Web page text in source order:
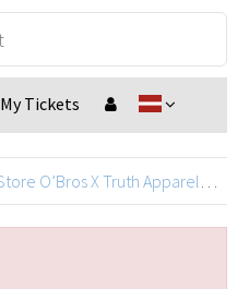
My Tickets
O’Bros X Truth Apparel